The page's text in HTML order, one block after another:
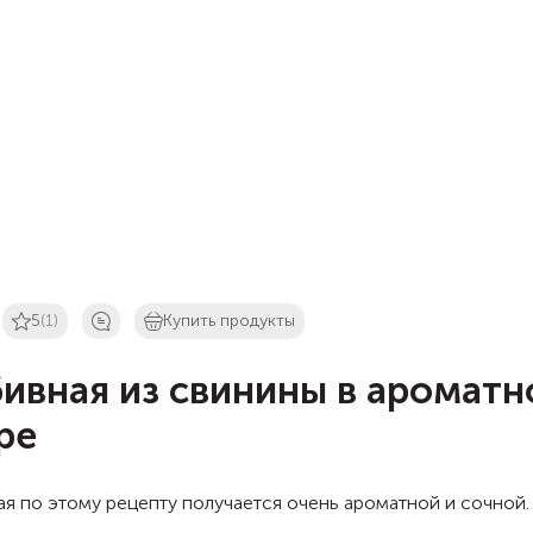
5(1) Купить продукты
из свинины в
по этому рецепту получается очень ароматной и сочной.